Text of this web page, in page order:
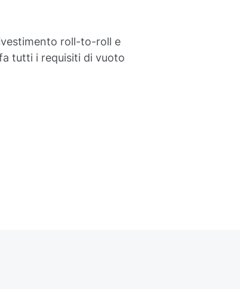
roll-to-roll e
tutti i requisiti di vuoto